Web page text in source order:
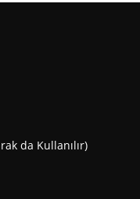
da Kullanılır)